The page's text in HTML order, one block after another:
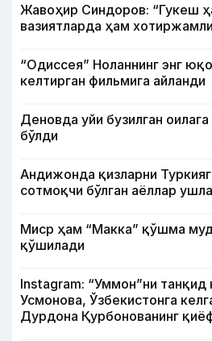
Жавоҳир Синдоров: “Гукеш
вазиятларда ҳам
“Одиссея” Ноланнинг энг
келтирган фильмига айланди
Деновда уйи бузилган
бўлди
Андижонда қизларни
сотмоқчи бўлган аёллар
Миср ҳам “Макка” қўшма
қўшилади
Instagram: “Уммон”ни танқид
Усмонова, Ўзбекистонга
Дурдона Қурбонованинг